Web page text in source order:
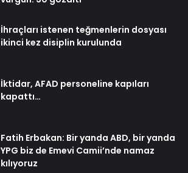
İhraçları istenen teğmenlerin dosyası
ikinci kez disiplin kurulunda
İktidar, AFAD personeline kapıları
kapattı…
Fatih Erbakan: Bir yanda ABD, bir yanda
YPG biz de Emevi Camii’nde namaz
kılıyoruz